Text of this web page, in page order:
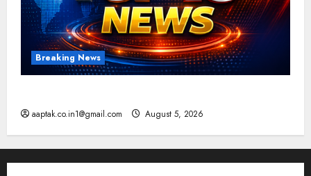
Breaking News
aaptak.co.in1@gmail.com August 5, 2026